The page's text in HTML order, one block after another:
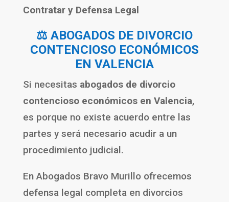
Contratar y Defensa Legal
⚖️ ABOGADOS DE DIVORCIO
CONTENCIOSO ECONÓMICOS
EN VALENCIA
Si necesitas abogados de divorcio
contencioso económicos en Valencia,
es porque no existe acuerdo entre las
partes y será necesario acudir a un
procedimiento judicial.
En Abogados Bravo Murilloofrecemos
defensa legal completa en divorcios